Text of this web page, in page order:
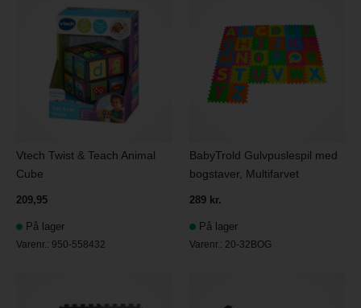
Vtech Twist & Teach Animal
Cube
209,95
På lager
Varenr.: 950-558432
BabyTrold Gulvpuslespil med
bogstaver, Multifarvet
289 kr.
På lager
Varenr.: 20-32BOG